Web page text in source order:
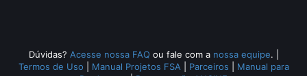
Dúvidas? Acesse nossa FAQ ou fale com a nossa equipe.
Termos de Uso
Manual Projetos FSA Parceiros
Manual para